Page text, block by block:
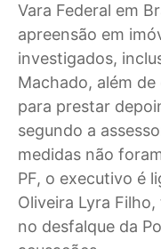
Vara Federal em
apreensão em
investigados,
Machado, além
para prestar
segundo a
medidas não
PF, o executivo é
Oliveira Lyra
no desfalque da